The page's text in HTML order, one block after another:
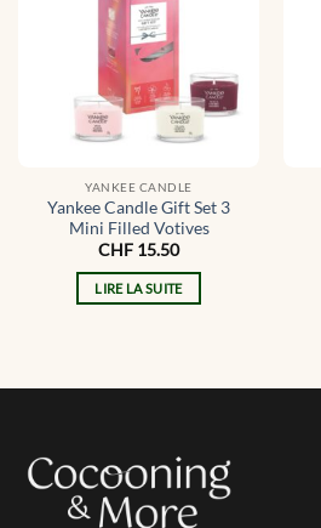
YANKEE CANDLE
Yankee Candle Gift Set 3
Mini Filled Votives
CHF 15.50
LIRE LA SUITE